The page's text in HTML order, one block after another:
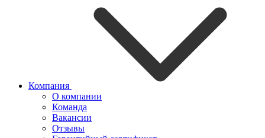
Компания
О компании
Команда
Вакансии
Отзывы